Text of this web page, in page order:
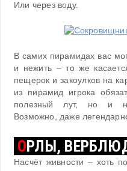
Или через воду.
В самих пирамидах вас
и нежить – то же
пещерок и закоулков на
из пирамид игрока
полезный лут, но и
Возможно, даже
ОРЛЫ,
Насчёт живности – хоть